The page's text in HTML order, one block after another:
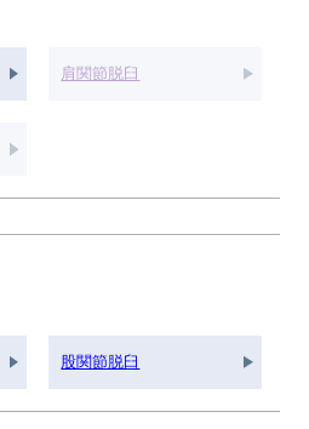
肩関節脱臼
股関節脱臼